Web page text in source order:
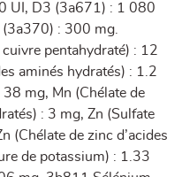
UI, D3 (3a671) : 1 080
(3a370) : 300 mg.
cuivre pentahydraté) : 12
aminés hydratés) : 1.2
38 mg, Mn (Chélate de
: 3 mg, Zn (Sulfate
(Chélate de zinc d’acides
de potassium) : 1.33